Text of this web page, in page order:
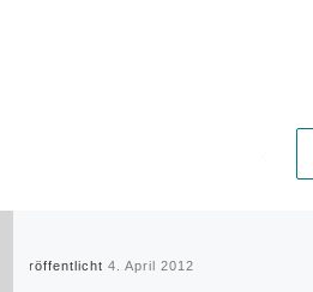
Veröffentlicht 4. April 2012